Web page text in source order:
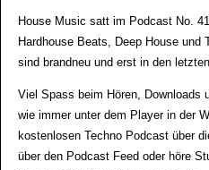
House Music satt im Podcast No.
Hardhouse Beats, Deep House und
sind brandneu und erst in den
Viel Spass beim Hören, Downloads
wie immer unter dem Player in der
kostenlosen Techno Podcast über
über den Podcast Feed oder höre